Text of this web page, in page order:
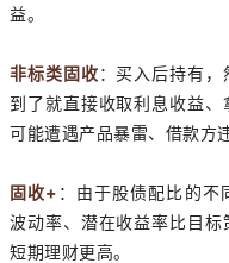
益。
非标类固收：买入后持有
到了就直接收取利息收益
可能遭遇产品暴雷、借款方
固收+ ：由于股债配比的不
波动率、潜在收益率比目标
短期理财更高。